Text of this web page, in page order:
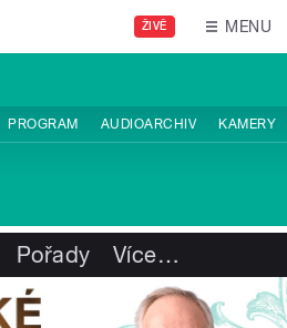
ŽIVĚ MENU
PROGRAM AUDIOARCHIV KAMERY
Pořady Více…